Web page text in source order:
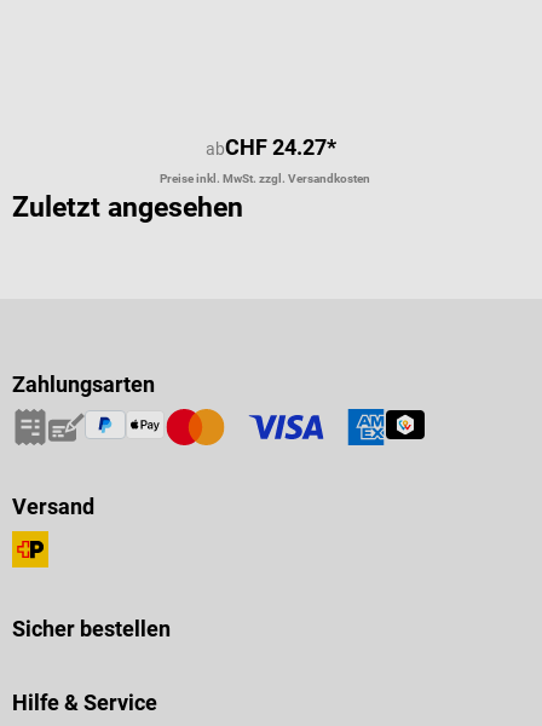
abCHF 24.27*
Preise inkl. MwSt. zzgl. Versandkosten
Zuletzt angesehen
Zahlungsarten
Versand
Sicher bestellen
Hilfe & Service